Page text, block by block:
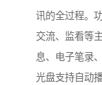
讯的全过程。
交流、监看等
息、电子笔录
光盘支持自动